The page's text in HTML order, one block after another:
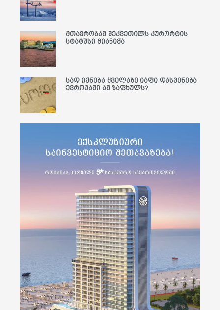
მთავრობამ შეკვეთილს კურორტის
სტატუსი მიანიჭა
სად იქნება ყველაზე იაფი დასვენება
ევროპაში ამ ზაფხულს?